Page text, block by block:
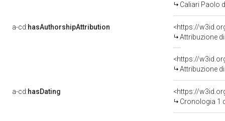
Caliari Paolo
a-cd:hasAuthorshipAttribution
<https://
Attribuzione
<https://
Attribuzione
a-cd:hasDating
<https://
Cronologia 1